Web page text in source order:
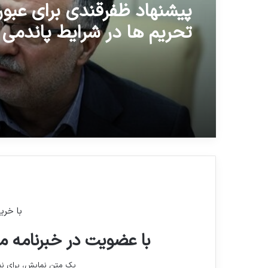
پیشنهاد ظفرقندی برای
تحریم ها در شرایط پاندمی
با
با عضویت در خبرنامه
یک متن نمایش،